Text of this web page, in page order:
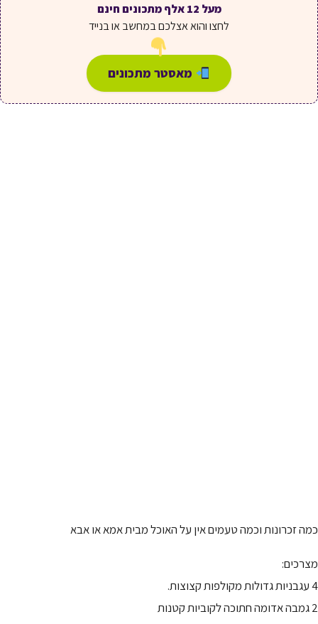
מעל 12 אלף מתכונים חינם
לחצו והוא אצלכם במחשב או בנייד
מאסטר מתכונים
כמה זכרונות וכמה טעמים אין על האוכל מבית אמא או אבא
מצרכים:
4 עגבניות גדולות מקולפות קצוצות.
2 גמבה אדומה חתוכה לקוביות קטנות